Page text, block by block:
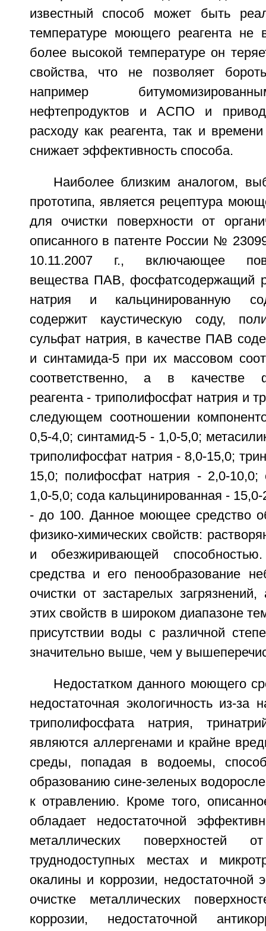
известный способ может быть
температуре моющего реагента не
более высокой температуре он
свойства, что не позволяет
например
нефтепродуктов и АСПО и
расходу как реагента, так и
снижает эффективность способа.
Наиболее близким аналогом,
прототипа, является рецептура
для очистки поверхности от
описанного в патенте России №
10.11.2007 г., включающее
вещества ПАВ, фосфатсодержащий
натрия и кальцинированную
содержит каустическую соду,
сульфат натрия, в качестве ПАВ
и синтамида-5 при их массовом
соответственно, а в качестве
реагента - триполифосфат натрия и
следующем соотношении
0,5-4,0; синтамид-5 - 1,0-5,0;
триполифосфат натрия - 8,0-15,0;
15,0; полифосфат натрия - 2,0-10,0;
1,0-5,0; сода кальцинированная -
- до 100. Данное моющее средство
физико-химических свойств:
и обезжиривающей
средства и его пенообразование
очистки от застарелых
этих свойств в широком диапазоне
присутствии воды с различной
значительно выше, чем у
Недостатком данного моющего
недостаточная экологичность из-за
триполифосфата натрия,
являются аллергенами и крайне
среды, попадая в водоемы,
образованию сине-зеленых
к отравлению. Кроме того,
обладает недостаточной
металлических поверхностей
труднодоступных местах и
окалины и коррозии, недостаточной
очистке металлических
коррозии, недостаточной